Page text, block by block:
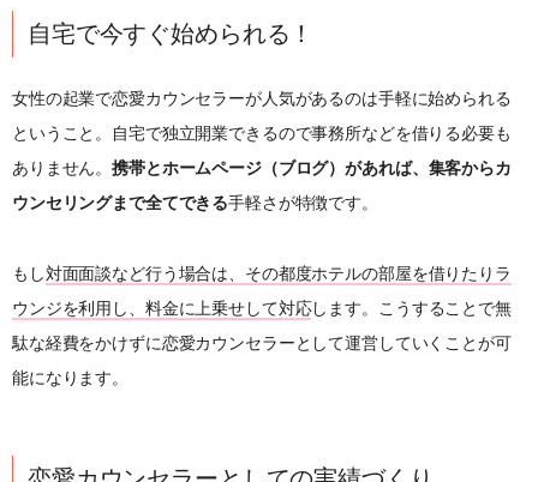
自宅で今すぐ始められる！
女性の起業で恋愛カウンセラーが人気があるのは手軽に始められる
ということ。自宅で独立開業できるので事務所などを借りる必要も
ありません。携帯とホームページ（ブログ）があれば、集客からカ
ウンセリングまで全てできる手軽さが特徴です。
もし対面面談など行う場合は、その都度ホテルの部屋を借りたりラ
ウンジを利用し、料金に上乗せして対応します。こうすることで無
駄な経費をかけずに恋愛カウンセラーとして運営していくことが可
能になります。